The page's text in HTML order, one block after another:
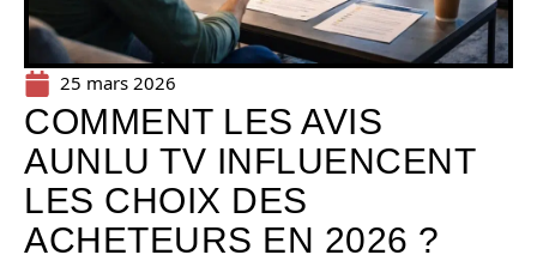
25 mars 2026
COMMENT LES AVIS
AUNLU TV INFLUENCENT
LES CHOIX DES
ACHETEURS EN 2026 ?